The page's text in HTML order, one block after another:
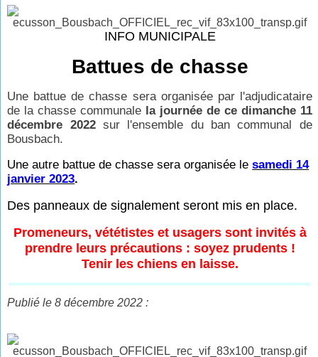
INFO MUNICIPALE
Battues de chasse
Une battue de chasse sera organisée par l'adjudicataire
de la chasse communale la journée de ce dimanche 11
décembre 2022sur l'ensemble du ban communal de
Bousbach.
Une autre battue de chasse sera organisée le samedi 14
janvier 2023.
Des panneaux de signalement seront mis en place.
Promeneurs, vététistes et usagers sont invités à
prendre leurs précautions : soyez prudents !
Tenir les chiens en laisse.
Publié le 8 décembre 2022 :